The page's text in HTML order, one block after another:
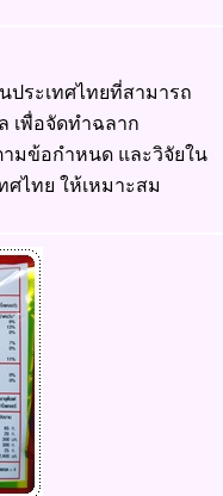
ประเทศไทยที่สามารถ
เพื่อจัดทำฉลาก
มข้อกำหนด และวิจัยใน
ไทย ให้เหมาะสม